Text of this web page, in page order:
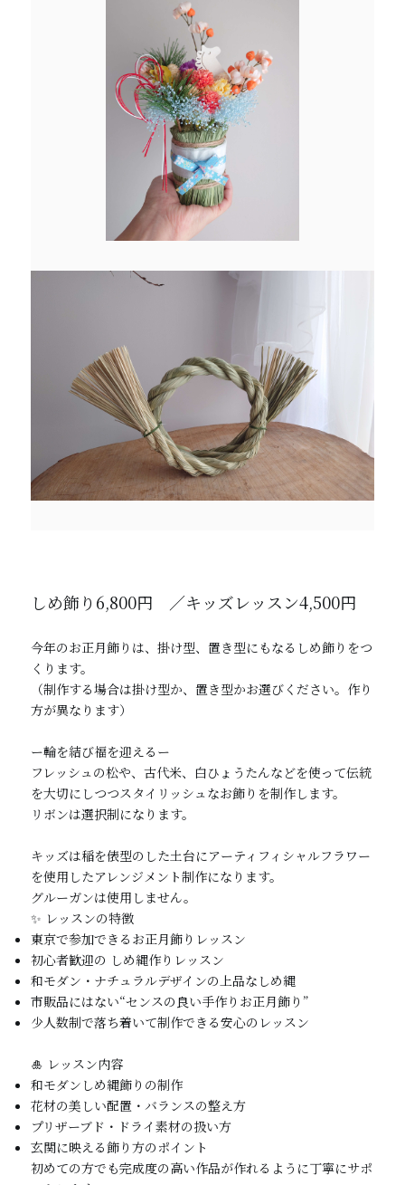
しめ飾り6,800円 ／キッズレッスン4,500円
今年のお正月飾りは、掛け型、置き型にもなるしめ飾りをつ
くります。
（制作する場合は掛け型か、置き型かお選びください。作り
方が異なります）
ー輪を結び福を迎えるー
フレッシュの松や、古代米、白ひょうたんなどを使って伝統
を大切にしつつスタイリッシュなお飾りを制作します。
リボンは選択制になります。
キッズは稲を俵型のした土台にアーティフィシャルフラワー
を使用したアレンジメント制作になります。
グルーガンは使用しません。
✨ レッスンの特徴
東京で参加できるお正月飾りレッスン
初心者歓迎の しめ縄作りレッスン
和モダン・ナチュラルデザインの上品なしめ縄
市販品にはない“センスの良い手作りお正月飾り”
少人数制で落ち着いて制作できる安心のレッスン
🎍 レッスン内容
和モダンしめ縄飾りの制作
花材の美しい配置・バランスの整え方
プリザーブド・ドライ素材の扱い方
玄関に映える飾り方のポイント
初めての方でも完成度の高い作品が作れるように丁寧にサポ